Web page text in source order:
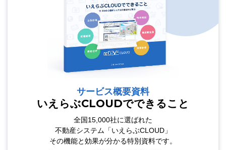
サービス概要資料
いえらぶCLOUDでできること
全国15,000社に選ばれた
不動産システム「いえらぶCLOUD」
その機能と効果が分かる特別資料です。